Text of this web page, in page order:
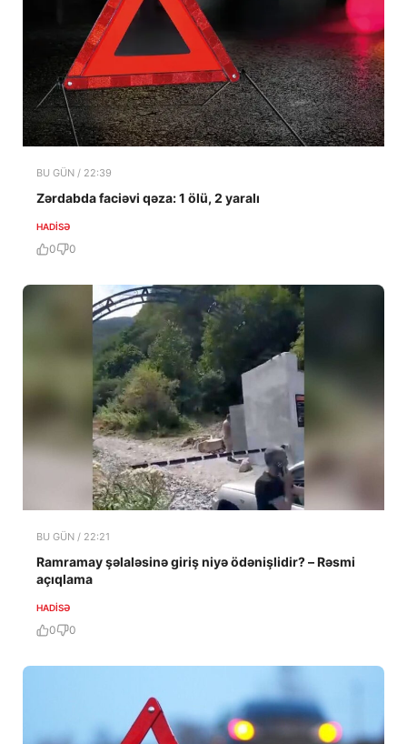
BU GÜN / 22:39
Zərdabda faciəvi qəza: 1 ölü, 2 yaralı
HADISƏ
0 0
BU GÜN / 22:21
Ramramay şəlaləsinə giriş niyə ödənişlidir? – Rəsmi
açıqlama
HADISƏ
0 0